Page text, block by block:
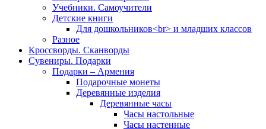
Учебники. Самоучители
Детские книги
Для дошкольников<br> и младших классов
Разное
Кроссворды. Сканворды
Сувениры. Подарки
Подарки – Армения
Подарочные монеты
Деревянные изделия
Деревянные часы
Часы настольные
Часы настенные